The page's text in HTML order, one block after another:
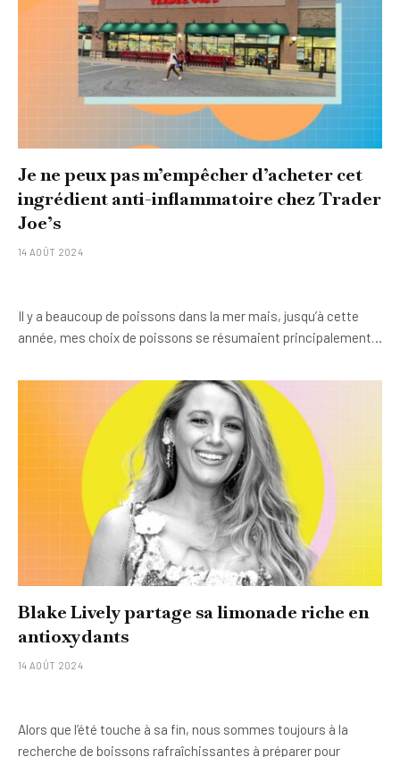
Je ne peux pas m’empêcher d’acheter cet
ingrédient anti-inflammatoire chez Trader
Joe’s
14 AOÛT 2024
Il y a beaucoup de poissons dans la mer mais, jusqu’à cette
année, mes choix de poissons se résumaient principalement…
Blake Lively partage sa limonade riche en
antioxydants
14 AOÛT 2024
Alors que l’été touche à sa fin, nous sommes toujours à la
recherche de boissons rafraîchissantes à préparer pour